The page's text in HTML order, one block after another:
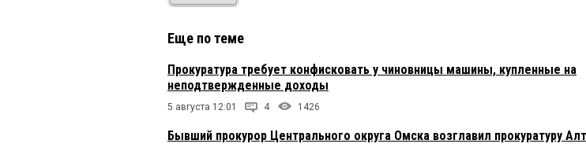
Еще по теме
Прокуратура требует конфисковать у чиновницы машины, купленные на
неподтвержденные доходы
5 августа 12:01 4 1426
Бывший прокурор Центрального округа Омска возглавил прокуратуру